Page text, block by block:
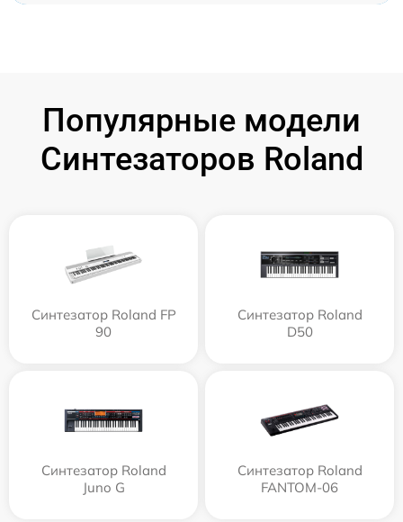
Популярные модели
Синтезаторов Roland
Синтезатор Roland FP
90
Синтезатор Roland
D50
Синтезатор Roland
Juno G
Синтезатор Roland
FANTOM-06